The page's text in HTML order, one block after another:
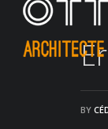
BY